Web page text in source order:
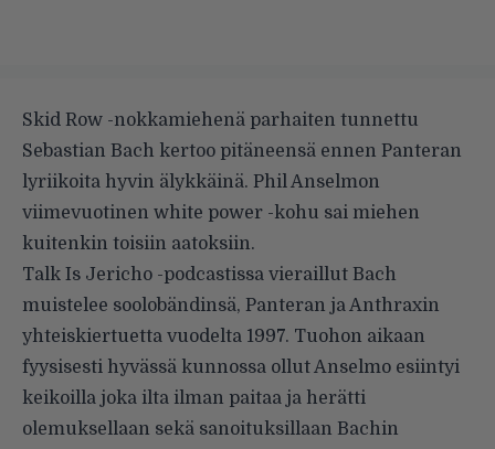
Skid Row -nokkamiehenä parhaiten tunnettu
Sebastian Bach kertoo pitäneensä ennen Panteran
lyriikoita hyvin älykkäinä. Phil Anselmon
viimevuotinen white power -kohu sai miehen
kuitenkin toisiin aatoksiin.
Talk Is Jericho -podcastissa vieraillut Bach
muistelee soolobändinsä, Panteran ja Anthraxin
yhteiskiertuetta vuodelta 1997. Tuohon aikaan
fyysisesti hyvässä kunnossa ollut Anselmo esiintyi
keikoilla joka ilta ilman paitaa ja herätti
olemuksellaan sekä sanoituksillaan Bachin